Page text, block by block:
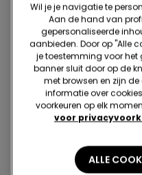
3 sale-items, 70% korting
9 Kleuren
Balconette-BH zonder
Vulling van Gerecycled
Kant Paris
20,99 € 9,00 €-57%
Wil je je navigatie te
Aan de hand van
gepersonaliseerde
aanbieden. Door op "Alle
je toestemming voor het
banner sluit door op de
met browsen en zijn
informatie over
voorkeuren op elk
voor
ALLE